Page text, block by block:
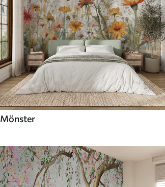
Mönster